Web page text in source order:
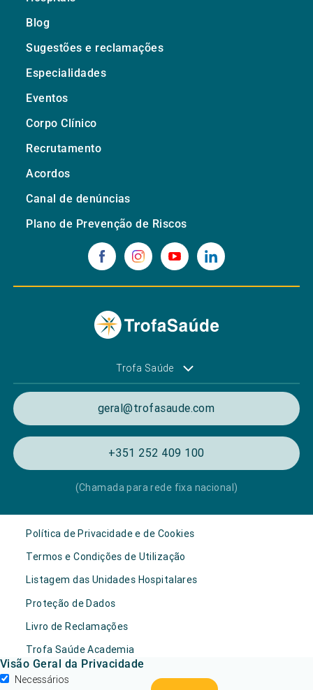
Blog
Sugestões e reclamações
Especialidades
Eventos
Corpo Clínico
Recrutamento
Acordos
Canal de denúncias
Plano de Prevenção de Riscos
Trofa Saúde
geral@trofasaude.com
+351 252 409 100
(Chamada para rede fixa nacional)
Política de Privacidade e de Cookies
Termos e Condições de Utilização
Listagem das Unidades Hospitalares
Proteção de Dados
Livro de Reclamações
Trofa Saúde Academia
Visão Geral da Privacidade
Necessários